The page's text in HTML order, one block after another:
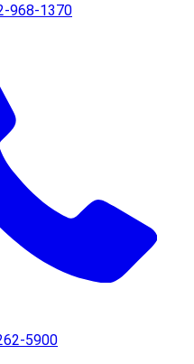
968-1370
5900